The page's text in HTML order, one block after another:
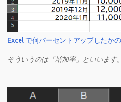
Excel で何パーセントアップしたか
そういうのは「増加率」といいます。